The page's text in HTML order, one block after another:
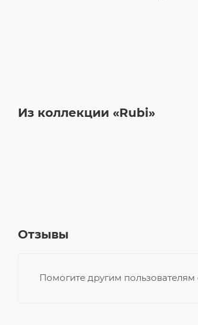
Из коллекции «Rubi»
Отзывы
Помогите другим